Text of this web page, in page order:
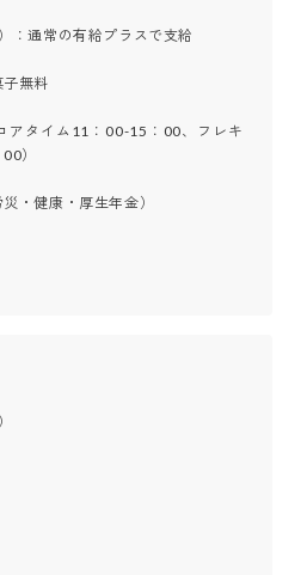
：通常の有給プラスで支給
無料
アタイム11：00-15：00、フレキ
）
・健康・厚生年金）